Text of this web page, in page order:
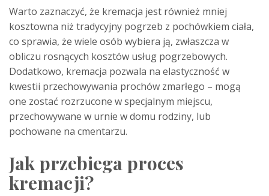
Warto zaznaczyć, że kremacja jest również mniej
kosztowna niż tradycyjny pogrzeb z pochówkiem ciała,
co sprawia, że wiele osób wybiera ją, zwłaszcza w
obliczu rosnących kosztów usług pogrzebowych.
Dodatkowo, kremacja pozwala na elastyczność w
kwestii przechowywania prochów zmarłego – mogą
one zostać rozrzucone w specjalnym miejscu,
przechowywane w urnie w domu rodziny, lub
pochowane na cmentarzu.
Jak przebiega proces
kremacji?